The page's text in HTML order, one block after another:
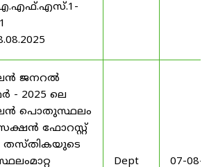
ജനറൽ
- 2025 ലെ
പൊതുസ്ഥലം
ഫോറസ്റ്റ്
തസ്തികയുടെ
Dept
07-08-